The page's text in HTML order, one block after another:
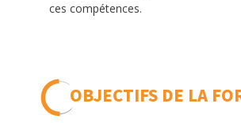
ces compétences.
OBJECTIFS DE LA